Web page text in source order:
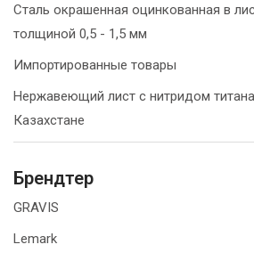
Сталь окрашенная оцинкованная в
толщиной 0,5 - 1,5 мм
Импортированные товары
Нержавеющий лист с нитридом
Казахстане
Брендтер
GRAVIS
Lemark